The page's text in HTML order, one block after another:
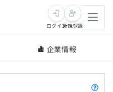
ログイン新規登録
企業情報